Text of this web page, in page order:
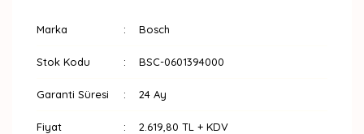
Marka Bosch
Stok Kodu BSC-0601394000
Garanti Süresi 24 Ay
Fiyat 2.619,80 TL + KDV